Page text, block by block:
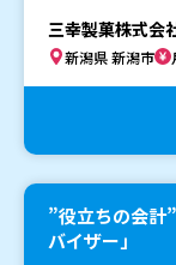
三幸製菓株式会
新潟県 新潟市
”役立ちの会計
バイザー」